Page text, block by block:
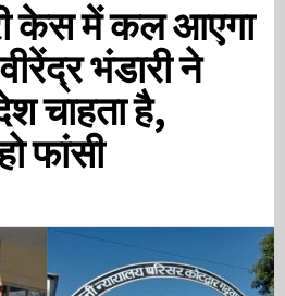
केस में कल आएगा
भंडारी ने
चाहता है,
फांसी